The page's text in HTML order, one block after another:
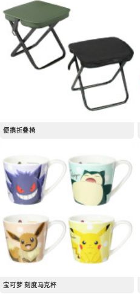
便携折叠椅
宝可梦 刻度马克杯